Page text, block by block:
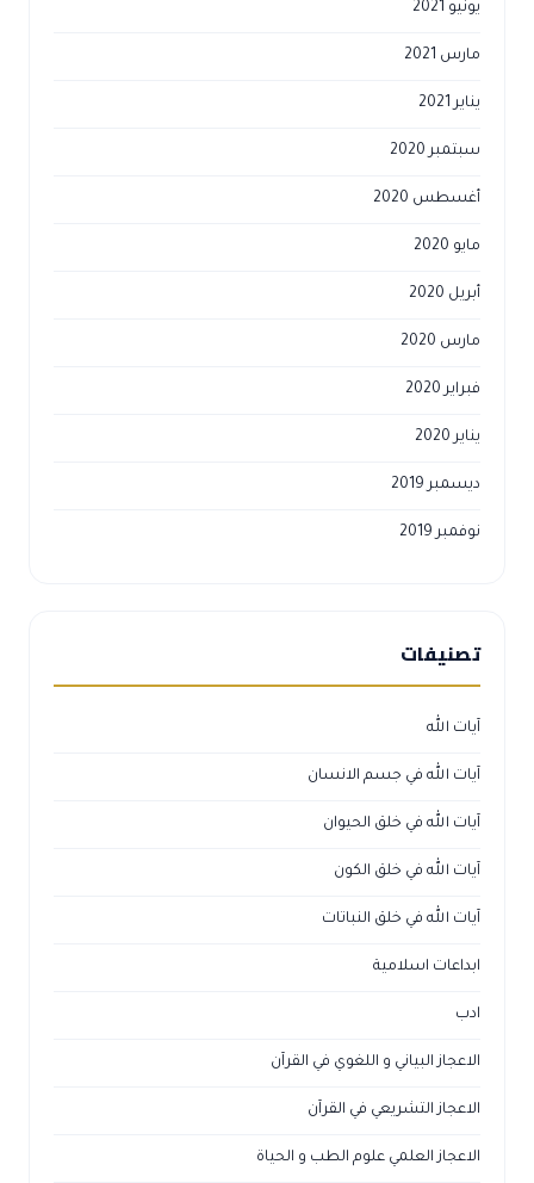
يونيو 2021
مارس 2021
يناير 2021
سبتمبر 2020
أغسطس 2020
مايو 2020
أبريل 2020
مارس 2020
فبراير 2020
يناير 2020
ديسمبر 2019
نوفمبر 2019
تصنيفات
آيات الله
آيات الله في جسم الانسان
آيات الله في خلق الحيوان
آيات الله في خلق الكون
آيات الله في خلق النباتات
ابداعات اسلامية
ادب
الاعجاز البياني و اللغوي في القرآن
الاعجاز التشريعي في القرآن
الاعجاز العلمي علوم الطب و الحياة